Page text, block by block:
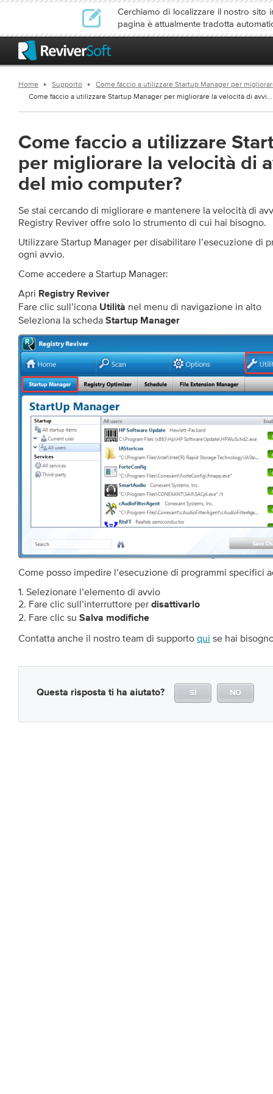
Cerchiamo di localizzare il nostro sito
pagina è attualmente tradotta
Home Supporto
Come faccio a utilizzare Startup Manager per
Come faccio a utilizzare Startup Manager per migliorare la velocità di avvi...
Come faccio a utilizzare
per migliorare la velocità di
del mio computer?
Se stai cercando di migliorare e mantenere la velocità di
Registry Reviver offre solo lo strumento di cui hai bisogno.
Utilizzare Startup Manager per disabilitare l’esecuzione di
ogni avvio.
Come accedere a Startup Manager:
Apri Registry Reviver
Fare clic sull’icona Utilità nel menu di navigazione in alto
Seleziona la scheda Startup Manager
Come posso impedire l’esecuzione di programmi specifici
1. Selezionare l’elemento di avvio
2. Fare clic sull’interruttore per disattivarlo
2. Fare clic su Salva modifiche
Contatta anche il nostro team di supporto qui se hai
Questa risposta ti ha aiutato? SÌ NO